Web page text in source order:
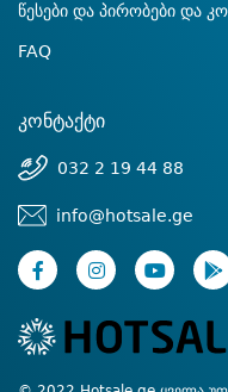
წესები და პირობები და
FAQ
კონტაქტი
032 2 19 44 88
info@hotsale.ge